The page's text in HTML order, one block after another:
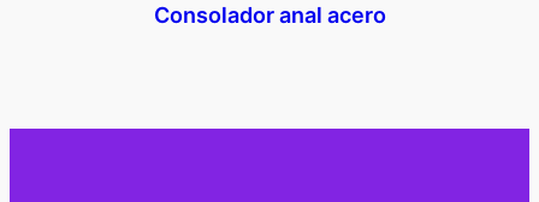
Consolador anal acero